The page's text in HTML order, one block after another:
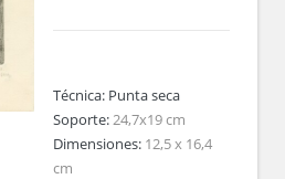
Técnica: Punta seca
Soporte:24,7x19 cm
Dimensiones: 12,5 x 16,4
cm